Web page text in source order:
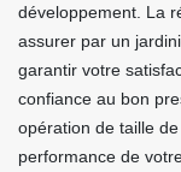
développement. La
assurer par un
garantir votre
confiance au bon
opération de taille
performance de